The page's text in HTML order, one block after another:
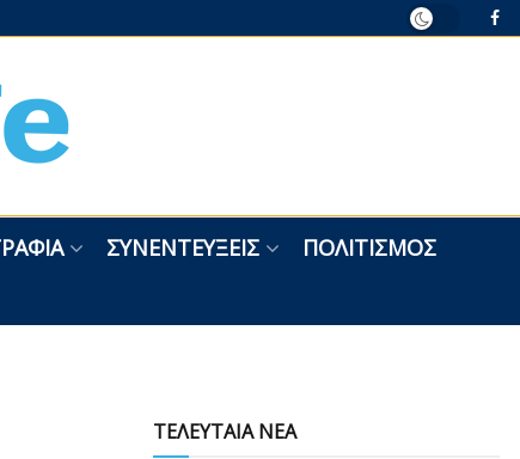
ΣΥΝΕΝΤΕΎΞΕΙΣ
ΠΟΛΙΤΙΣΜΌΣ
ΤΕΛΕΥΤΑΙΑ ΝΕΑ